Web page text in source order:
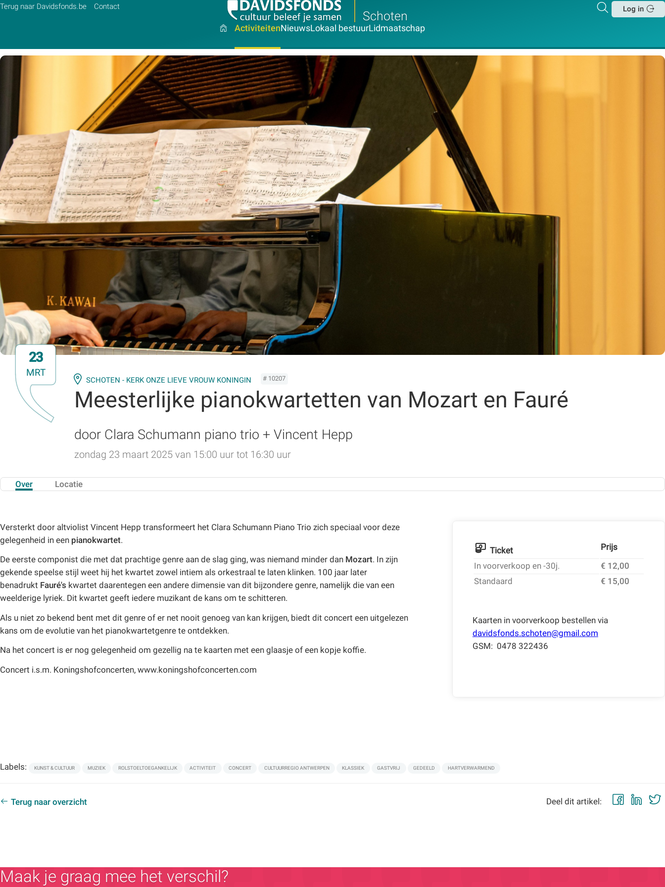
Terug naar Davidsfonds.be Contact
Schoten
Zoeken
Log in
ActiviteitenNieuwsLokaal bestuurLidmaatschap
23
MRT
SCHOTEN - KERK ONZE LIEVE VROUW KONINGIN # 10207
Meesterlijke pianokwartetten van Mozart en Fauré
door Clara Schumann piano trio + Vincent Hepp
zondag 23 maart 2025 van 15:00 uur tot 16:30 uur
Over Locatie
Versterkt door altviolist Vincent Hepp transformeert het Clara Schumann Piano Trio zich speciaal voor deze
gelegenheid in een pianokwartet.
De eerste componist die met dat prachtige genre aan de slag ging, was niemand minder dan Mozart. In zijn
gekende speelse stijl weet hij het kwartet zowel intiem als orkestraal te laten klinken. 100 jaar later
benadrukt Fauré's kwartet daarentegen een andere dimensie van dit bijzondere genre, namelijk die van een
weelderige lyriek. Dit kwartet geeft iedere muzikant de kans om te schitteren.
Als u niet zo bekend bent met dit genre of er net nooit genoeg van kan krijgen, biedt dit concert een uitgelezen
kans om de evolutie van het pianokwartetgenre te ontdekken.
Na het concert is er nog gelegenheid om gezellig na te kaarten met een glaasje of een kopje koffie.
Concert i.s.m. Koningshofconcerten, www.koningshofconcerten.com
Ticket
Prijs
In voorverkoop en -30j.
€ 12,00
Standaard
€ 15,00
Kaarten in voorverkoop bestellen via
davidsfonds.schoten@gmail.com
GSM: 0478 322436
Labels: KUNST & CULTUUR MUZIEK ROLSTOELTOEGANKELIJK ACTIVITEIT CONCERT CULTUURREGIO ANTWERPEN KLASSIEK GASTVRIJ GEDEELD HARTVERWARMEND
Terug naar overzicht Deel dit artikel:
Maak je graag mee het verschil?
Zoek:
Zoeken